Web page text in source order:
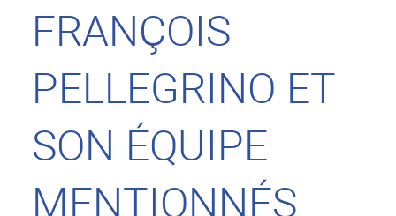
FRANÇOIS
PELLEGRINO ET
SON ÉQUIPE
MENTIONNÉS